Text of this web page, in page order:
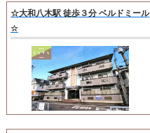
☆大和八木駅 徒歩３分 ベルドミール
☆